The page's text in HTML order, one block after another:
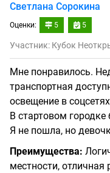
Светлана Сорокина
Оценки: 5 5
Участник: Кубок
Мне понравилось.
транспортная
освещение в
В стартовом
Я не пошла, но
Преимущества:
местности, отличная